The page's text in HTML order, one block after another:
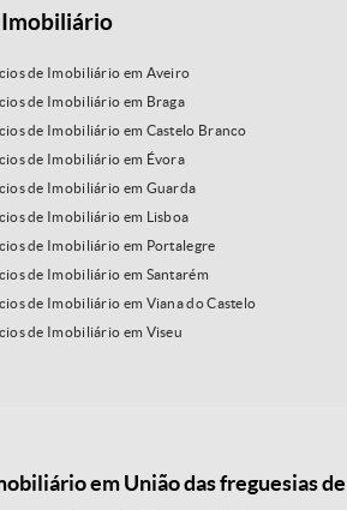
Imobiliário
de Imobiliário em Aveiro
de Imobiliário em Braga
de Imobiliário em Castelo Branco
de Imobiliário em Évora
de Imobiliário em Guarda
de Imobiliário em Lisboa
de Imobiliário em Portalegre
de Imobiliário em Santarém
de Imobiliário em Viana do Castelo
de Imobiliário em Viseu
em União das freguesias